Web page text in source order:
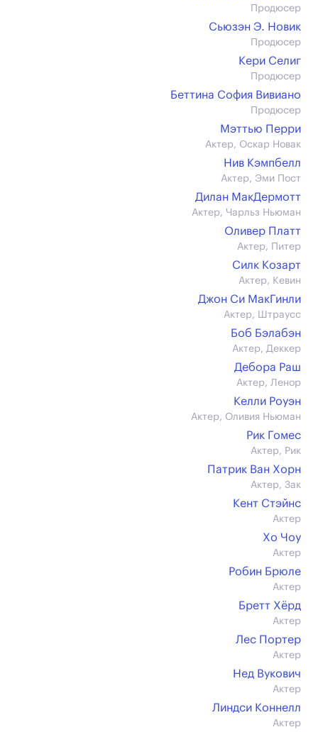
Продюсер
Сьюзэн Э. Новик
Продюсер
Кери Селиг
Продюсер
Беттина София Вивиано
Продюсер
Мэттью Перри
Актер, Оскар Новак
Нив Кэмпбелл
Актер, Эми Пост
Дилан МакДермотт
Актер, Чарльз Ньюман
Оливер Платт
Актер, Питер
Силк Козарт
Актер, Кевин
Джон Си МакГинли
Актер, Штраусс
Боб Бэлабэн
Актер, Деккер
Дебора Раш
Актер, Ленор
Келли Роуэн
Актер, Оливия Ньюман
Рик Гомес
Актер, Рик
Патрик Ван Хорн
Актер, Зак
Кент Стэйнс
Актер
Хо Чоу
Актер
Робин Брюле
Актер
Бретт Хёрд
Актер
Лес Портер
Актер
Нед Вукович
Актер
Линдси Коннелл
Актер